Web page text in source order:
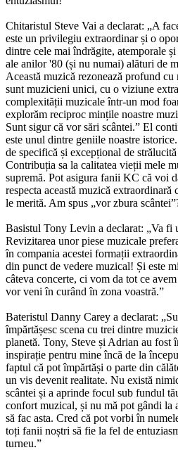
Chitaristul Steve Vai a declarat: „A
este un privilegiu extraordinar și o
dintre cele mai îndrăgite, atemporale
ale anilor '80 (și nu numai) alături de
Această muzică rezonează profund
sunt muzicieni unici, cu o viziune
complexității muzicale într-un mod
explorăm reciproc mințile noastre
Sunt sigur că vor sări scântei.” El
este unul dintre geniile noastre
de specifică și excepțional de
Contribuția sa la calitatea vieții mele
supremă. Pot asigura fanii KC că voi
respecta această muzică extraordinară
le merită. Am spus „vor zbura
Basistul Tony Levin a declarat: „Va fi
Revizitarea unor piese muzicale
în compania acestei formații
din punct de vedere muzical! Și este
câteva concerte, ci vom da tot ce
vor veni în curând în zona voastră.”
Bateristul Danny Carey a declarat:
împărtășesc scena cu trei dintre
planetă. Tony, Steve și Adrian au fost
inspirație pentru mine încă de la
faptul că pot împărtăși o parte din
un vis devenit realitate. Nu există
scântei și a aprinde focul sub fundul
confort muzical, și nu mă pot gândi la
să fac asta. Cred că pot vorbi în
toți fanii noștri să fie la fel de
turneu.”